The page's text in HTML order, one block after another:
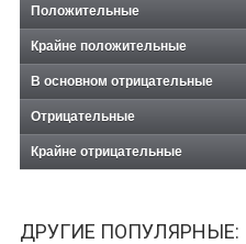
Положительные
Крайне положительные
В основном отрицательные
Отрицательные
Крайне отрицательные
ДРУГИЕ ПОПУЛЯРНЫЕ: